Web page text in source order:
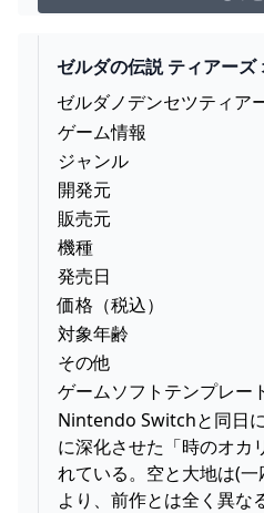
ゼルダの伝説 ティアー
ゼルダノデンセツティア
ゲーム情報
ジャンル
開発元
販売元
機種
発売日
価格（税込）
対象年齢
その他
ゲームソフトテンプレー
Nintendo Switchと同日
に深化させた「時のオカ
れている。空と大地は(
より、前作とは全く異な